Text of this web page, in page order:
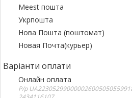
Meest пошта
Укрпошта
Нова Пошта (поштомат)
Новая Почта(курьер)
Варіанти оплати
Онлайн оплата
Р/р